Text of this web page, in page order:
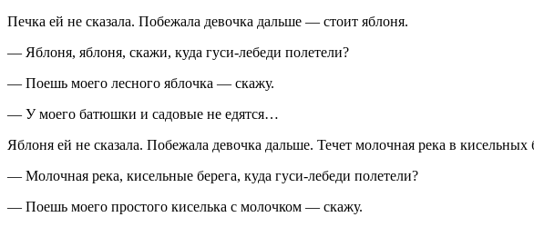
Печка ей не сказала. Побежала девочка дальше — стоит яблоня.
— Яблоня, яблоня, скажи, куда гуси-лебеди полетели?
— Поешь моего лесного яблочка — скажу.
— У моего батюшки и садовые не едятся…
Яблоня ей не сказала. Побежала девочка дальше. Течет молочная река в кисельных
— Молочная река, кисельные берега, куда гуси-лебеди полетели?
— Поешь моего простого киселька с молочком — скажу.